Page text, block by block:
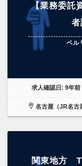
【業務委託
者
ベル
求人確認日: 9年前
名古屋（JR名古
関東地方